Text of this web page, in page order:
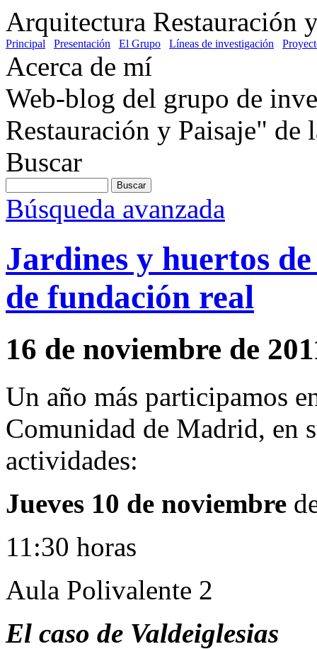
Arquitectura Restauración
Principal Presentación El Grupo Líneas de investigación
Acerca de mí
Web-blog del grupo de
Restauración y Paisaje"
Buscar
Búsqueda avanzada
Jardines y huertos
de fundación real
16 de noviembre de
Un año más participamos
Comunidad de Madrid, en
actividades:
Jueves 10 de noviembre
11:30 horas
Aula Polivalente 2
El caso de Valdeiglesias